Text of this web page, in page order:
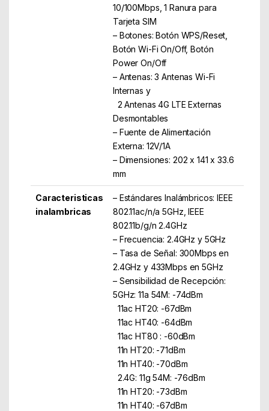
10/100Mbps, 1 Ranura para
Tarjeta SIM
– Botones: Botón WPS/Reset,
Botón Wi-Fi On/Off, Botón
Power On/Off
– Antenas: 3 Antenas Wi-Fi
Internas y
2 Antenas 4G LTE Externas
Desmontables
– Fuente de Alimentación
Externa: 12V/1A
– Dimensiones: 202 x 141 x 33.6
mm
Caracteristicas
inalambricas
– Estándares Inalámbricos: IEEE
802.11ac/n/a 5GHz, IEEE
802.11b/g/n 2.4GHz
– Frecuencia: 2.4GHz y 5GHz
– Tasa de Señal: 300Mbps en
2.4GHz y 433Mbps en 5GHz
– Sensibilidad de Recepción:
5GHz: 11a 54M: -74dBm
11ac HT20: -67dBm
11ac HT40: -64dBm
11ac HT80 : -60dBm
11n HT20: -71dBm
11n HT40: -70dBm
2.4G: 11g 54M: -76dBm
11n HT20: -73dBm
11n HT40: -67dBm